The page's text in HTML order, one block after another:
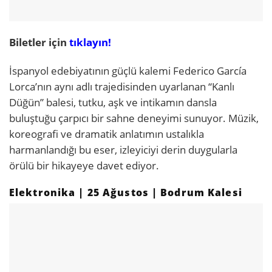
Biletler için tıklayın!
İspanyol edebiyatının güçlü kalemi Federico García
Lorca’nın aynı adlı trajedisinden uyarlanan “Kanlı
Düğün” balesi, tutku, aşk ve intikamın dansla
buluştuğu çarpıcı bir sahne deneyimi sunuyor. Müzik,
koreografi ve dramatik anlatımın ustalıkla
harmanlandığı bu eser, izleyiciyi derin duygularla
örülü bir hikayeye davet ediyor.
Elektronika | 25 Ağustos | Bodrum Kalesi